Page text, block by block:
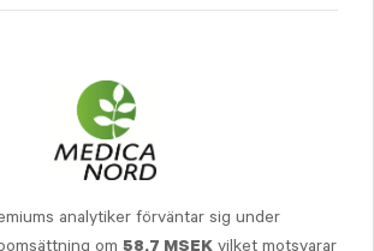
analytiker förväntar sig under
om
vilket motsvarar